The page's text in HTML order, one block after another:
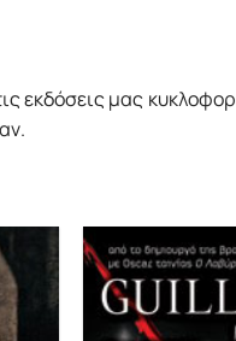
εκδόσεις μας